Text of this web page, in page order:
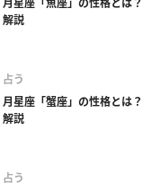
月星座「魚座」の性格とは
解説
占う
月星座「蟹座」の性格とは
解説
占う